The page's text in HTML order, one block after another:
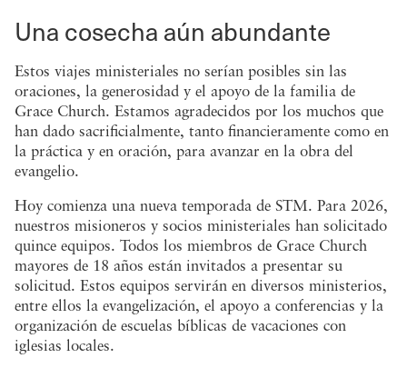
Una cosecha aún abundante
Estos viajes ministeriales no serían posibles sin las
oraciones, la generosidad y el apoyo de la familia de
Grace Church. Estamos agradecidos por los muchos que
han dado sacrificialmente, tanto financieramente como en
la práctica y en oración, para avanzar en la obra del
evangelio.
Hoy comienza una nueva temporada de STM. Para 2026,
nuestros misioneros y socios ministeriales han solicitado
quince equipos. Todos los miembros de Grace Church
mayores de 18 años están invitados a presentar su
solicitud. Estos equipos servirán en diversos ministerios,
entre ellos la evangelización, el apoyo a conferencias y la
organización de escuelas bíblicas de vacaciones con
iglesias locales.